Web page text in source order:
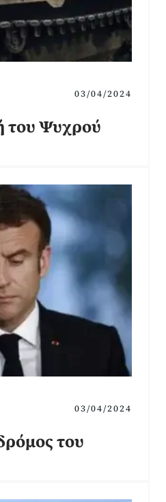
03/04/2024
του Ψυχρού
03/04/2024
του